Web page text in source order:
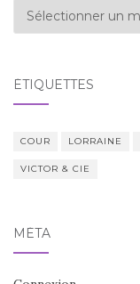
Archives
ÉTIQUETTES
COUR LORRAINE
VICTOR & CIE
MÉTA